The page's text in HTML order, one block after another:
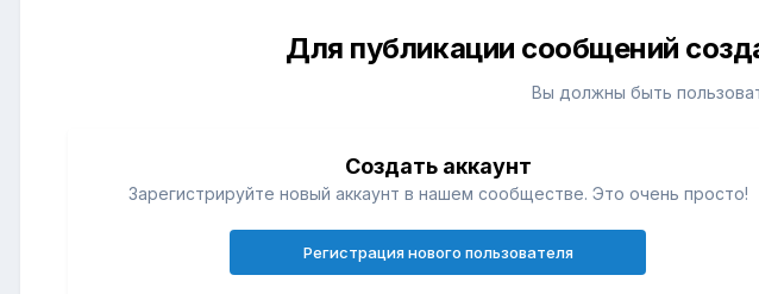
Для публикации сообщений
Вы должны быть
Создать аккаунт
Зарегистрируйте новый аккаунт в нашем сообществе. Это очень просто!
Регистрация нового пользователя